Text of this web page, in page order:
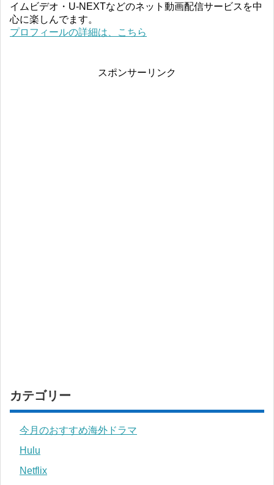
イムビデオ・U-NEXTなどのネット動画配信サービスを中
心に楽しんでます。
プロフィールの詳細は、こちら
スポンサーリンク
カテゴリー
今月のおすすめ海外ドラマ
Hulu
Netflix